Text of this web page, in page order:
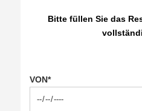
Bitte füllen Sie das
VON*